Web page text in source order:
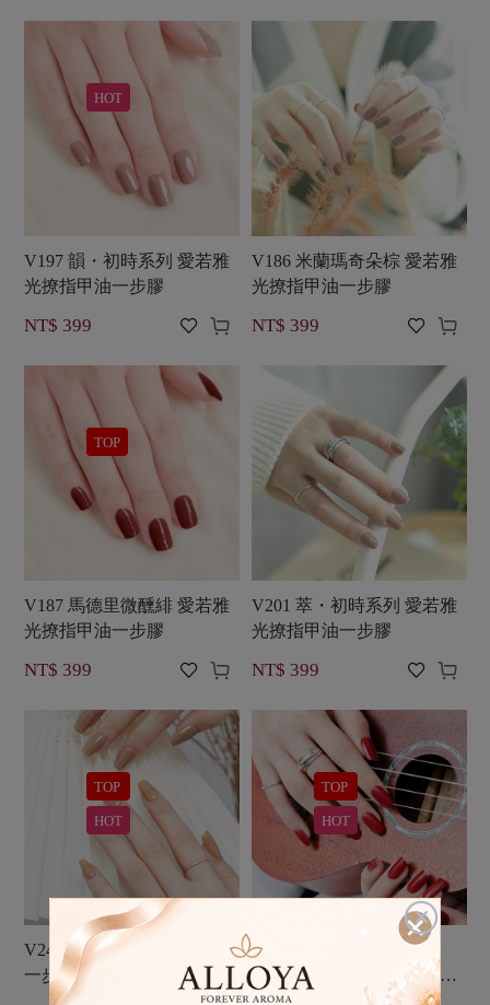
HOT
V197 韻・初時系列 愛若雅
光撩指甲油一步膠
NT$ 399  
V186 米蘭瑪奇朵棕 愛若雅
光撩指甲油一步膠
NT$ 399  
TOP
V187 馬德里微醺緋 愛若雅
光撩指甲油一步膠
NT$ 399  
V201 萃・初時系列 愛若雅
光撩指甲油一步膠
NT$ 399  
TOP
HOT
V246 無瑕美肌 愛若雅光撩
一步甲油膠
TOP
HOT
【女孩們的變身必備款】
V249 絲絨紅唇 愛若雅光撩
一步甲油膠
